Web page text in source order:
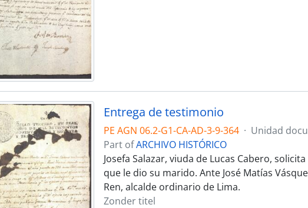
Entrega de testimonio
PE AGN 06.2-G1-CA-AD-3-9-364 · Unidad
Part ofARCHIVO HISTÓRICO
Josefa Salazar, viuda de Lucas Cabero,
que le dio su marido. Ante José Matías
Ren, alcalde ordinario de Lima.
Zonder titel